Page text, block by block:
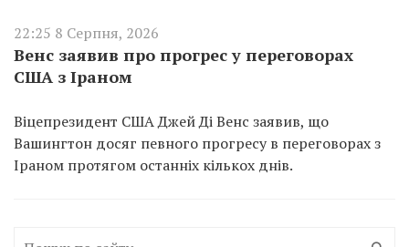
22:25 8 Серпня, 2026
Венс заявив про прогрес у переговорах
США з Іраном
Віцепрезидент США Джей Ді Венс заявив, що
Вашингтон досяг певного прогресу в переговорах з
Іраном протягом останніх кількох днів.